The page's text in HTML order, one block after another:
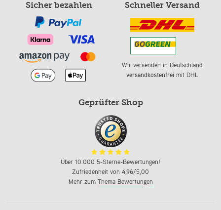
Sicher bezahlen Schneller Versand
Wir versenden in Deutschland
versandkostenfreimit DHL
Geprüfter Shop
Über 10.000 5-Sterne-Bewertungen!
Zufriedenheit von 4,96/5,00
Mehr zum Thema Bewertungen